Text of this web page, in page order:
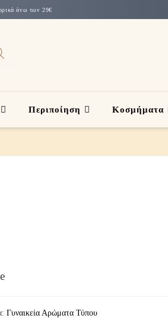
άνω των 29€
Περιποίηση Κοσμήματα
Γυναικεία Αρώματα Τύπου